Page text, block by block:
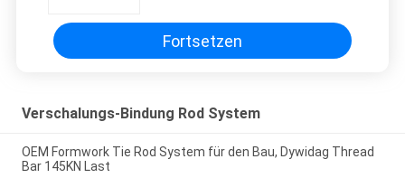
Fortsetzen
Verschalungs-Bindung Rod System
OEM Formwork Tie Rod System für den Bau, Dywidag Thread
Bar 145KN Last